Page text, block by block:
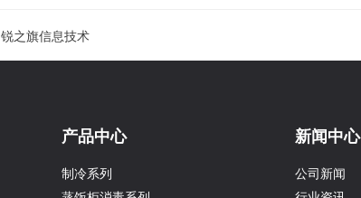
锐之旗信息技术
产品中心
制冷系列
新闻中心
公司新闻